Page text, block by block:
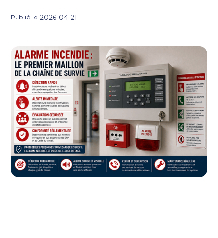
Publié le 2026-04-21